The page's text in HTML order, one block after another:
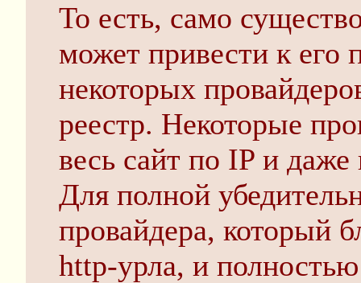
То есть, само
может привести к его
некоторых
реестр. Некоторые
весь сайт по IP и
Для полной
провайдера, который
http-урла, и